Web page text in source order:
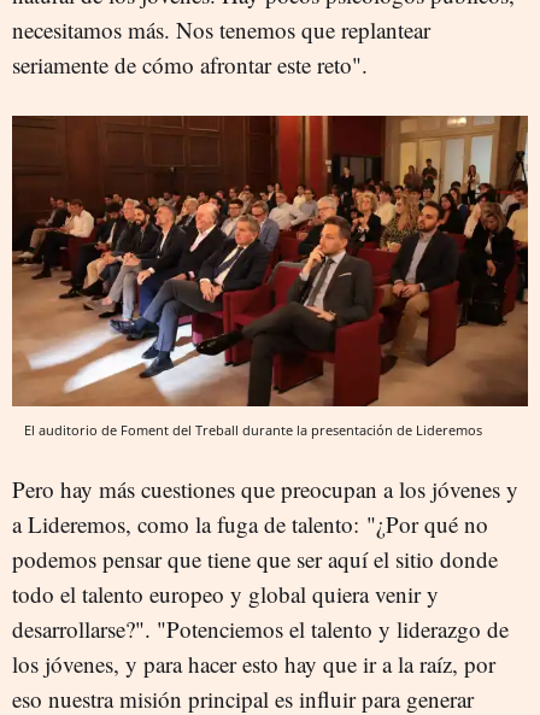
necesitamos más. Nos tenemos que replantear
seriamente de cómo afrontar este reto".
El auditorio de Foment del Treball durante la presentación de Lideremos
Pero hay más cuestiones que preocupan a los jóvenes y
a Lideremos, como la fuga de talento: "¿Por qué no
podemos pensar que tiene que ser aquí el sitio donde
todo el talento europeo y global quiera venir y
desarrollarse?". "Potenciemos el talento y liderazgo de
los jóvenes, y para hacer esto hay que ir a la raíz, por
eso nuestra misión principal es influir para generar